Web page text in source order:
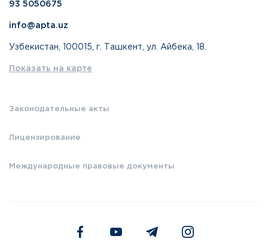
93 5050675
info@apta.uz
Узбекистан, 100015, г. Ташкент, ул. Айбека, 18.
Показать на карте
Законодательные акты
Лицензирование
Международные правовые документы